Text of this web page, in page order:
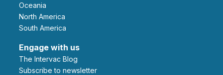
Oceania
North America
South America
Engage with us
The Intervac Blog
Subscribe to newsletter